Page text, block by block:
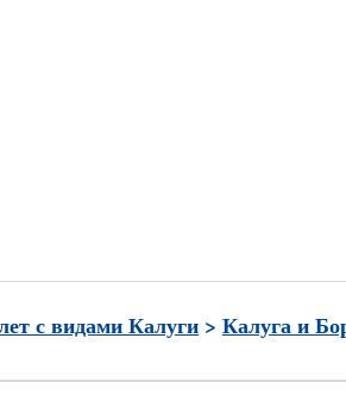
с видами Калуги > Калуга и